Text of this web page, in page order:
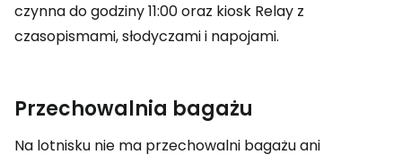
czynna do godziny 11:00 oraz kiosk Relay z
czasopismami, słodyczami i napojami.
Przechowalnia bagażu
Na lotnisku nie ma przechowalni bagażu ani